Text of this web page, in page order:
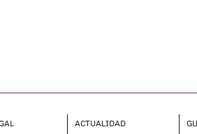
ACTUALIDAD